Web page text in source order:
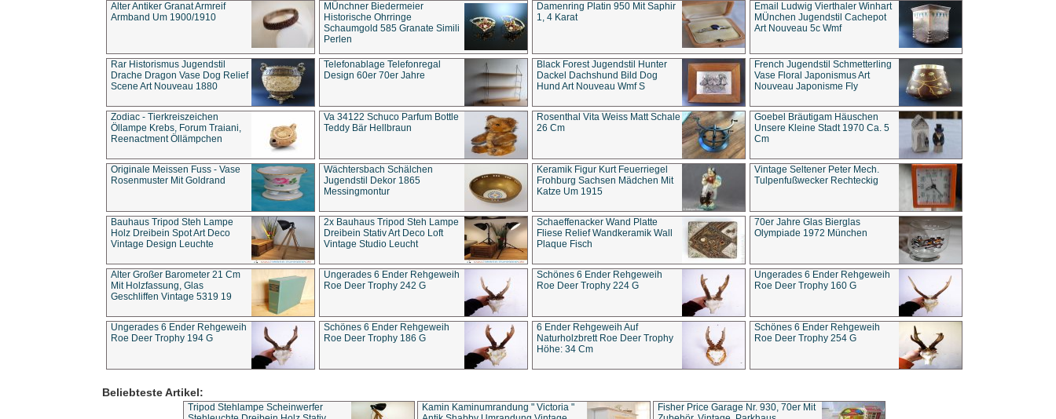
Alter Antiker Granat Armreif
Armband Um 1900/1910
MÜnchner Biedermeier
Historische Ohrringe
Schaumgold 585 Granate Simili
Perlen
Damenring Platin 950 Mit Saphir
1, 4 Karat
Email Ludwig Vierthaler Winhart
MÜnchen Jugendstil Cachepot
Art Nouveau 5c Wmf
Rar Historismus Jugendstil
Drache Dragon Vase Dog Relief
Scene Art Nouveau 1880
Telefonablage Telefonregal
Design 60er 70er Jahre
Black Forest Jugendstil Hunter
Dackel Dachshund Bild Dog
Hund Art Nouveau Wmf S
French Jugendstil Schmetterling
Vase Floral Japonismus Art
Nouveau Japonisme Fly
Zodiac - Tierkreiszeichen
Öllampe Krebs, Forum Traiani,
Reenactment Öllämpchen
Va 34122 Schuco Parfum Bottle
Teddy Bär Hellbraun
Rosenthal Vita Weiss Matt Schale
26 Cm
Goebel Bräutigam Häuschen
Unsere Kleine Stadt 1970 Ca. 5
Cm
Originale Meissen Fuss - Vase
Rosenmuster Mit Goldrand
Wächtersbach Schälchen
Jugendstil Dekor 1865
Messingmontur
Keramik Figur Kurt Feuerriegel
Frohburg Sachsen Mädchen Mit
Katze Um 1915
Vintage Seltener Peter Mech.
Tulpenfußwecker Rechteckig
Bauhaus Tripod Steh Lampe
Holz Dreibein Spot Art Deco
Vintage Design Leuchte
2x Bauhaus Tripod Steh Lampe
Dreibein Stativ Art Deco Loft
Vintage Studio Leucht
Schaeffenacker Wand Platte
Fliese Relief Wandkeramik Wall
Plaque Fisch
70er Jahre Glas Bierglas
Olympiade 1972 München
Alter Großer Barometer 21 Cm
Mit Holzfassung, Glas
Geschliffen Vintage 5319 19
Ungerades 6 Ender Rehgeweih
Roe Deer Trophy 242 G
Schönes 6 Ender Rehgeweih
Roe Deer Trophy 224 G
Ungerades 6 Ender Rehgeweih
Roe Deer Trophy 160 G
Ungerades 6 Ender Rehgeweih
Roe Deer Trophy 194 G
Schönes 6 Ender Rehgeweih
Roe Deer Trophy 186 G
6 Ender Rehgeweih Auf
Naturholzbrett Roe Deer Trophy
Höhe: 34 Cm
Schönes 6 Ender Rehgeweih
Roe Deer Trophy 254 G
Beliebteste Artikel:
Tripod Stehlampe Scheinwerfer
Kamin Kaminumrandung " Victoria "
Fisher Price Garage Nr. 930, 70er Mit